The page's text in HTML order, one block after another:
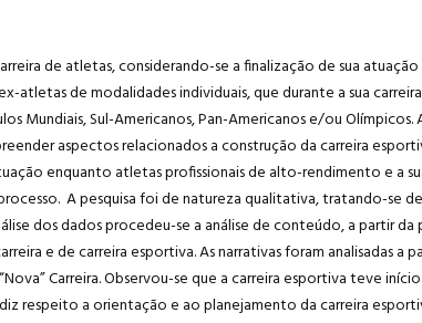
de atletas, considerando-se a finalização de sua
de modalidades individuais, que durante a sua
Mundiais, Sul-Americanos, Pan-Americanos e/ou
aspectos relacionados a construção da carreira
enquanto atletas profissionais de alto-rendimento e a
A pesquisa foi de natureza qualitativa, tratando-se
dos dados procedeu-se a análise de conteúdo, a partir
e de carreira esportiva. As narrativas foram analisadas a
Carreira. Observou-se que a carreira esportiva teve
respeito a orientação e ao planejamento da carreira